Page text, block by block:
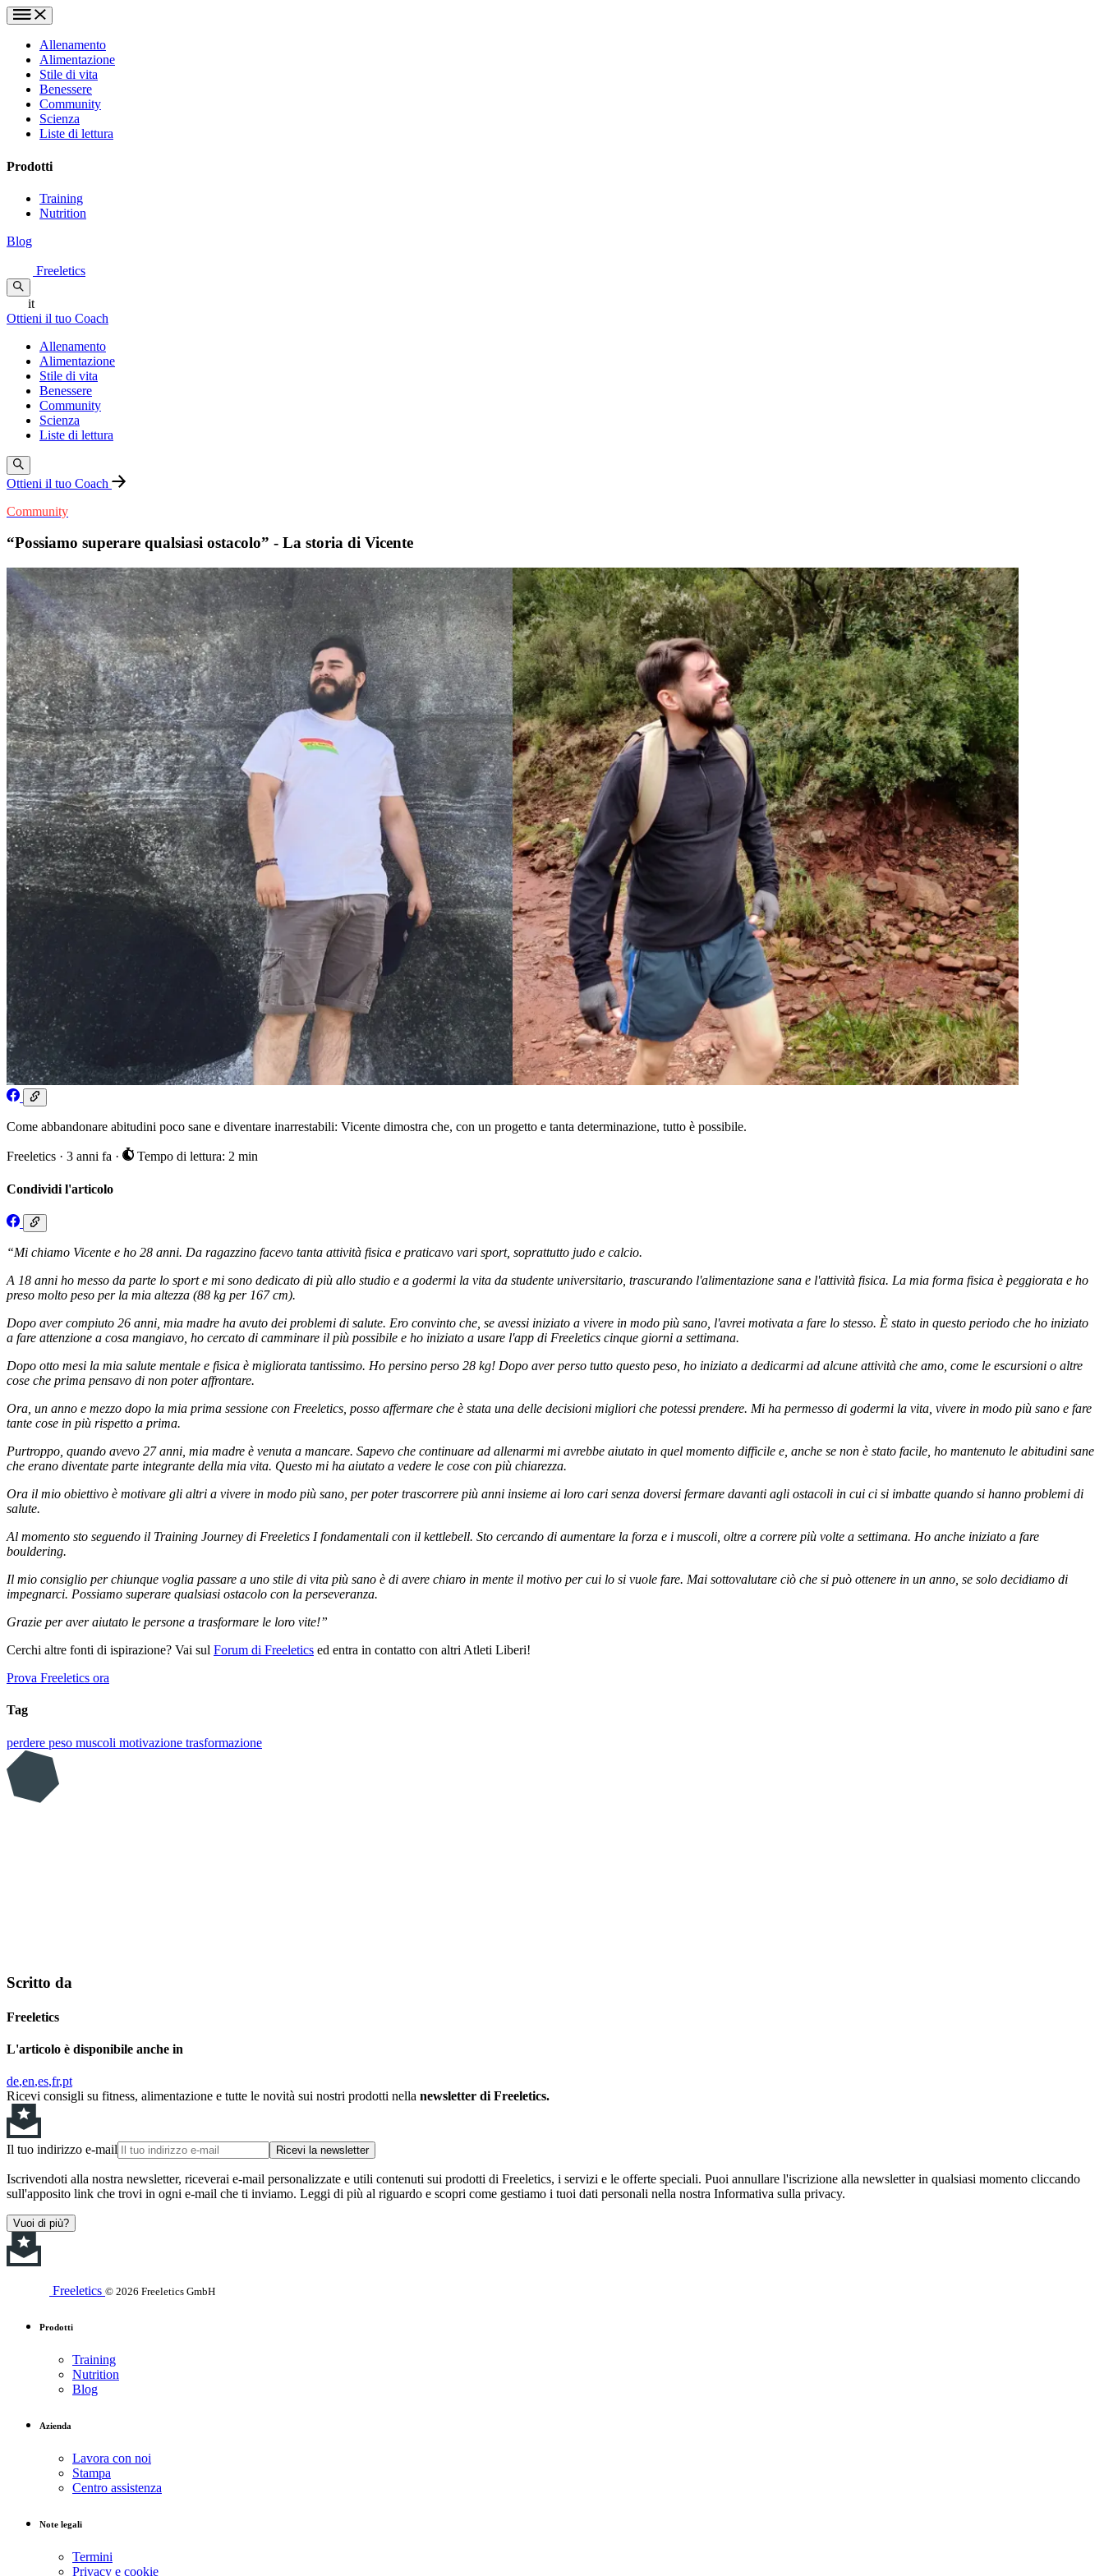
Allenamento
Alimentazione
Stile di vita
Benessere
Community
Scienza
Liste di lettura
Prodotti
Training
Nutrition
Blog
Freeletics
it
Ottieni il tuo Coach
Allenamento
Alimentazione
Stile di vita
Benessere
Community
Scienza
Liste di lettura
Ottieni il tuo Coach
Community
“Possiamo superare qualsiasi ostacolo” - La storia di Vicente
Come abbandonare abitudini poco sane e diventare inarrestabili: Vicente dimostra che, con un progetto e tanta determinazione, tutto è possibile.
Freeletics · 3 anni fa · Tempo di lettura: 2 min
Condividi l'articolo
“Mi chiamo Vicente e ho 28 anni. Da ragazzino facevo tanta attività fisica e praticavo vari sport, soprattutto judo e calcio.
A 18 anni ho messo da parte lo sport e mi sono dedicato di più allo studio e a godermi la vita da studente universitario, trascurando l'alimentazione sana e l'attività fisica. La mia forma fisica è peggiorata e ho
preso molto peso per la mia altezza (88 kg per 167 cm).
Dopo aver compiuto 26 anni, mia madre ha avuto dei problemi di salute. Ero convinto che, se avessi iniziato a vivere in modo più sano, l'avrei motivata a fare lo stesso. È stato in questo periodo che ho iniziato
a fare attenzione a cosa mangiavo, ho cercato di camminare il più possibile e ho iniziato a usare l'app di Freeletics cinque giorni a settimana.
Dopo otto mesi la mia salute mentale e fisica è migliorata tantissimo. Ho persino perso 28 kg! Dopo aver perso tutto questo peso, ho iniziato a dedicarmi ad alcune attività che amo, come le escursioni o altre
cose che prima pensavo di non poter affrontare.
Ora, un anno e mezzo dopo la mia prima sessione con Freeletics, posso affermare che è stata una delle decisioni migliori che potessi prendere. Mi ha permesso di godermi la vita, vivere in modo più sano e fare
tante cose in più rispetto a prima.
Purtroppo, quando avevo 27 anni, mia madre è venuta a mancare. Sapevo che continuare ad allenarmi mi avrebbe aiutato in quel momento difficile e, anche se non è stato facile, ho mantenuto le abitudini sane
che erano diventate parte integrante della mia vita. Questo mi ha aiutato a vedere le cose con più chiarezza.
Ora il mio obiettivo è motivare gli altri a vivere in modo più sano, per poter trascorrere più anni insieme ai loro cari senza doversi fermare davanti agli ostacoli in cui ci si imbatte quando si hanno problemi di
salute.
Al momento sto seguendo il Training Journey di Freeletics I fondamentali con il kettlebell. Sto cercando di aumentare la forza e i muscoli, oltre a correre più volte a settimana. Ho anche iniziato a fare
bouldering.
Il mio consiglio per chiunque voglia passare a uno stile di vita più sano è di avere chiaro in mente il motivo per cui lo si vuole fare. Mai sottovalutare ciò che si può ottenere in un anno, se solo decidiamo di
impegnarci. Possiamo superare qualsiasi ostacolo con la perseveranza.
Grazie per aver aiutato le persone a trasformare le loro vite!”
Cerchi altre fonti di ispirazione? Vai sul Forum di Freeletics ed entra in contatto con altri Atleti Liberi!
Prova Freeletics ora
Tag
perdere peso muscoli motivazione trasformazione
Scritto da
Freeletics
L'articolo è disponibile anche in
de en es fr pt
Ricevi consigli su fitness, alimentazione e tutte le novità sui nostri prodotti nella newsletter di Freeletics.
Il tuo indirizzo e-mail Ricevi la newsletter
Iscrivendoti alla nostra newsletter, riceverai e-mail personalizzate e utili contenuti sui prodotti di Freeletics, i servizi e le offerte speciali. Puoi annullare l'iscrizione alla newsletter in qualsiasi momento cliccando
sull'apposito link che trovi in ogni e-mail che ti inviamo. Leggi di più al riguardo e scopri come gestiamo i tuoi dati personali nella nostra Informativa sulla privacy.
Vuoi di più?
Freeletics © 2026 Freeletics GmbH
Prodotti
Training
Nutrition
Blog
Azienda
Lavora con noi
Stampa
Centro assistenza
Note legali
Termini
Privacy e cookie